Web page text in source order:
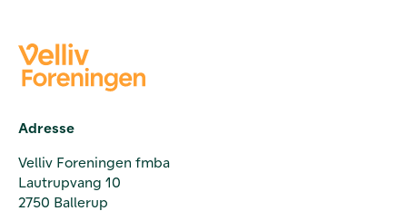
Adresse
Velliv Foreningen fmba
Lautrupvang 10
2750 Ballerup